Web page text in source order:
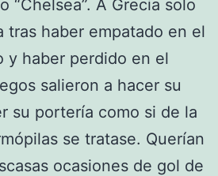
“Chelsea”. A Grecia solo
tras haber empatado en el
y haber perdido en el
salieron a hacer su
su portería como si de la
se tratase. Querían
ocasiones de gol de